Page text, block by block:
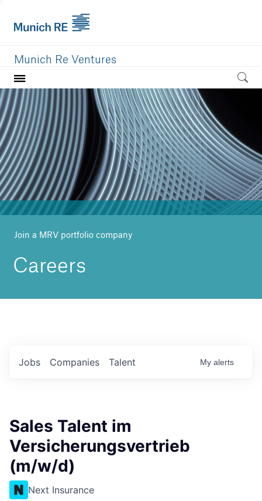
Munich Re Ventures
Home
Our value
Portfolio
Investment areas
Team
News
Join a MRV portfolio company
Careers
Jobs Companies Talent My alerts
Sales Talent im
Versicherungsvertrieb
(m/w/d)
Next Insurance